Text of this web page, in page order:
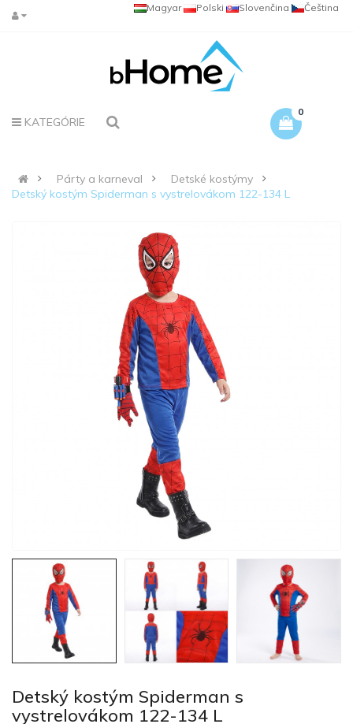
Čeština
Slovenčina
Polski
Magyar
KATEGÓRIE
0
Párty a karneval
Detské kostýmy
Detský kostým Spiderman s vystrelovákom 122-134 L
Detský kostým Spiderman s
vystrelovákom 122-134 L